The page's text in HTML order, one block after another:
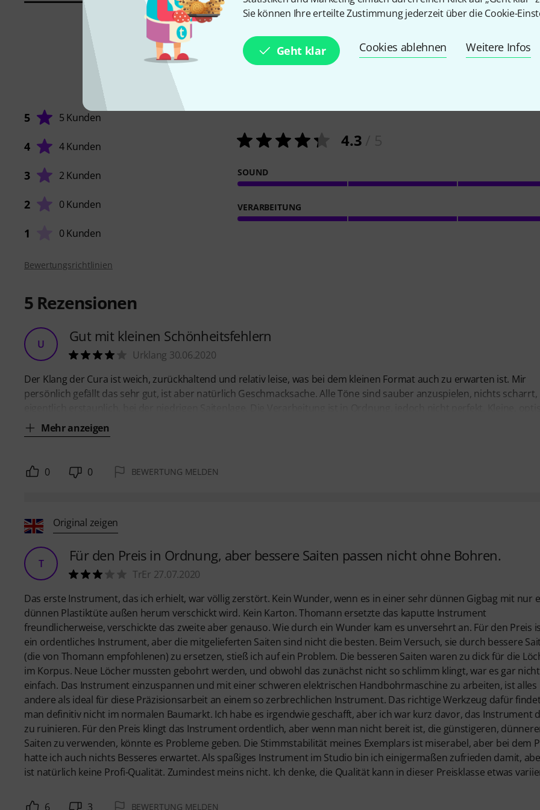
Sie können Ihre erteilte Zustimmung jederzeit über die Cookie-
Geht klar Cookies ablehnen Weitere Infos
11Kundenbewertungen
5 5 Kunden
4 4 Kunden
3 2 Kunden
2 0 Kunden
1 0 Kunden
4.3
SOUND
VERARBEITUNG
Bewertungsrichtlinien
5 Rezensionen
U Gut mit kleinen Schönheitsfehlern
Urklang 30.06.2020
Der Klang der Cura ist weich, zurückhaltend und relativ leise, was bei dem kleinen Format auch zu erwarten ist. Mir
persönlich gefällt das sehr gut, ist aber natürlich Geschmacksache. Alle Töne sind sauber anzuspielen, nichts scharrt,
Mehr anzeigen
0 0 BEWERTUNG MELDEN
Original zeigen
T Für den Preis in Ordnung, aber bessere Saiten passen nicht ohne Bohren.
TrEr 27.07.2020
Das erste Instrument, das ich erhielt, war völlig zerstört. Kein Wunder, wenn es in einer sehr dünnen Gigbag mit nur
dünnen Plastiktüte außen herum verschickt wird. Kein Karton. Thomann ersetzte das kaputte Instrument
freundlicherweise, verschickte das zweite aber genauso. Wie durch ein Wunder kam es unversehrt an. Für den Preis
ein ordentliches Instrument, aber die mitgelieferten Saiten sind nicht die besten. Beim Versuch, sie durch bessere
(die von Thomann empfohlenen) zu ersetzen, stieß ich auf ein Problem. Die besseren Saiten waren zu dick für die
im Korpus. Neue Löcher mussten gebohrt werden, und obwohl das zunächst nicht so schlimm klingt, war es gar
einfach. Das Instrument einzuspannen und mit einer schweren elektrischen Handbohrmaschine zu arbeiten, ist alles
andere als ideal für diese Präzisionsarbeit an einem so zerbrechlichen Instrument. Das richtige Werkzeug dafür
man definitiv nicht im normalen Baumarkt. Ich habe es irgendwie geschafft, aber ich war kurz davor, das Instrument
zu ruinieren. Für den Preis klingt das Instrument ordentlich, aber wenn man nicht bereit ist, die günstigeren,
Saiten zu verwenden, könnte es Probleme geben. Die Stimmstabilität meines Exemplars ist miserabel, aber bei dem
hatte ich auch nichts Besseres erwartet. Als spaßiges Instrument im Studio bin ich einigermaßen zufrieden damit,
ist natürlich keine Profi-Qualität. Zumindest meins nicht. Ich denke, die Qualität kann in dieser Preisklasse etwas
6 3 BEWERTUNG MELDEN